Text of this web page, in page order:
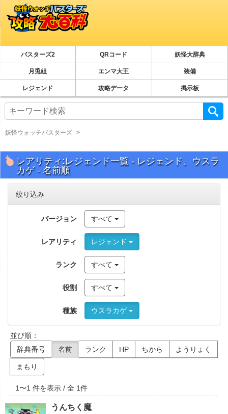
バスターズ2 QRコード 妖怪大辞典
月兎組 エンマ大王 装備
レジェンド 攻略データ 掲示板
妖怪ウォッチバスターズ
レアリティ:レジェンド一覧 - レジェンド、ウスラ
カゲ - 名前順
絞り込み
バージョン すべて
レアリティ レジェンド
ランク すべて
役割 すべて
種族 ウスラカゲ
並び順：
辞典番号
名前 ランク HP ちから ようりょく
まもり
1 〜1 件を表示 / 全 1件
うんちく魔